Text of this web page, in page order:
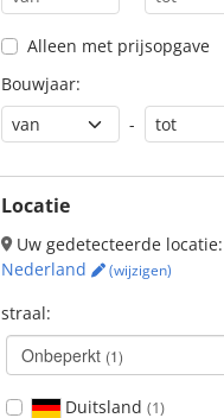
Alleen met prijsopgave
Bouwjaar:
-
Locatie
Uw gedetecteerde locatie:
Nederland
(wijzigen)
straal:
Onbeperkt (1)
Duitsland (1)